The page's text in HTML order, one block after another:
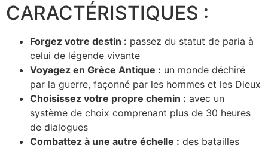
CARACTÉRISTIQUES :
Forgez votre destin : passez du statut de paria à
celui de légende vivante
Voyagez en Grèce Antique : un monde déchiré
par la guerre, façonné par les hommes et les Dieux
Choisissez votre propre chemin : avec un
système de choix comprenant plus de 30 heures
de dialogues
Combattez à une autre échelle : des batailles